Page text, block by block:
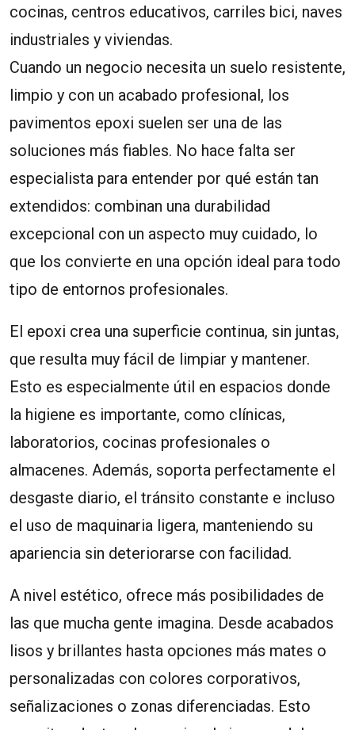
cocinas, centros educativos, carriles bici, naves
industriales y viviendas.
Cuando un negocio necesita un suelo resistente,
limpio y con un acabado profesional, los
pavimentos epoxi suelen ser una de las
soluciones más fiables. No hace falta ser
especialista para entender por qué están tan
extendidos: combinan una durabilidad
excepcional con un aspecto muy cuidado, lo
que los convierte en una opción ideal para todo
tipo de entornos profesionales.
El epoxi crea una superficie continua, sin juntas,
que resulta muy fácil de limpiar y mantener.
Esto es especialmente útil en espacios donde
la higiene es importante, como clínicas,
laboratorios, cocinas profesionales o
almacenes. Además, soporta perfectamente el
desgaste diario, el tránsito constante e incluso
el uso de maquinaria ligera, manteniendo su
apariencia sin deteriorarse con facilidad.
A nivel estético, ofrece más posibilidades de
las que mucha gente imagina. Desde acabados
lisos y brillantes hasta opciones más mates o
personalizadas con colores corporativos,
señalizaciones o zonas diferenciadas. Esto